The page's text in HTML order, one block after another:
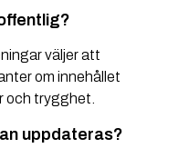
väljer att
om innehållet
och trygghet.
uppdateras?